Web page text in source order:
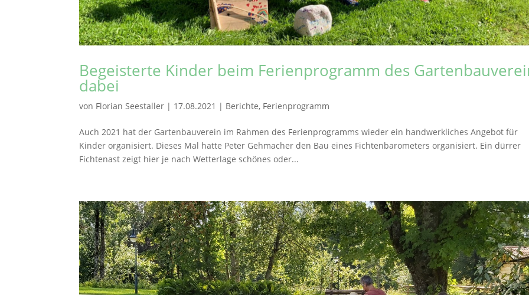
Begeisterte Kinder beim Ferienprogramm des
dabei
von Florian Seestaller | 17.08.2021 | Berichte, Ferienprogramm
Auch 2021 hat der Gartenbauverein im Rahmen des Ferienprogramms wieder ein handwerkliches Angebot für
Kinder organisiert. Dieses Mal hatte Peter Gehmacher den Bau eines Fichtenbarometers organisiert. Ein dürrer
Fichtenast zeigt hier je nach Wetterlage schönes oder...